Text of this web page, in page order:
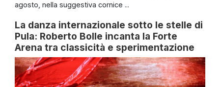
agosto, nella suggestiva cornice ...
La danza internazionale sotto le stelle di
Pula: Roberto Bolle incanta la Forte
Arena tra classicità e sperimentazione